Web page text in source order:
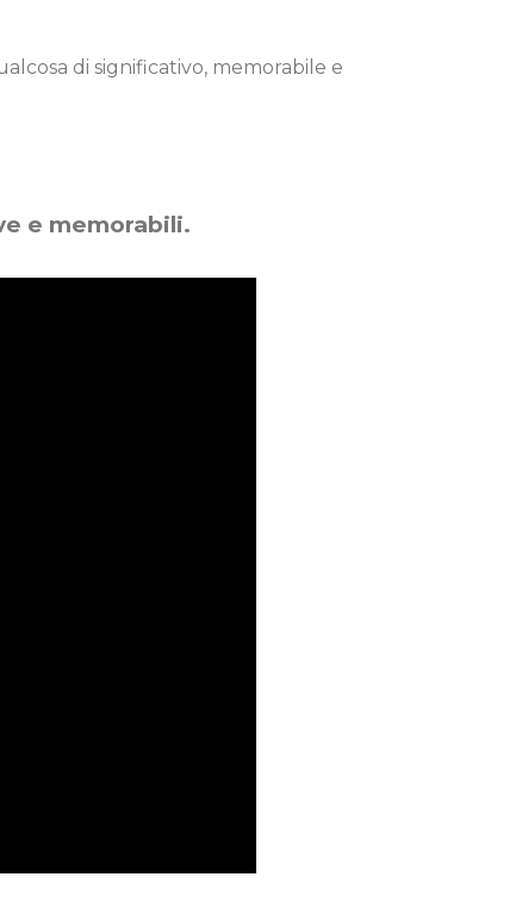
di significativo, memorabile e
e memorabili.